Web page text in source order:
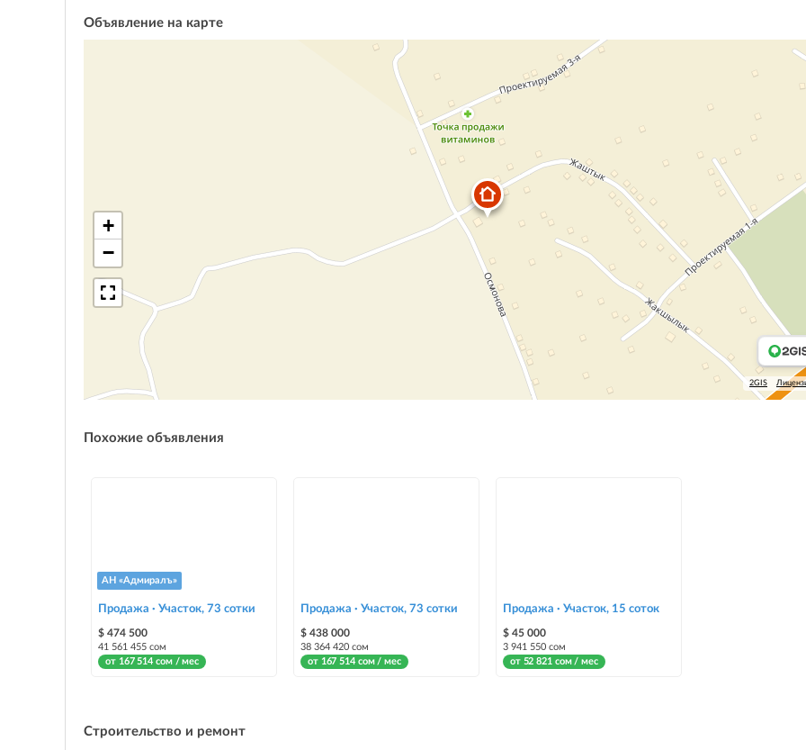
Объявление на карте
+
−
2GIS
Похожие объявления
АН «Адмиралъ»
Продажа · Участок, 73 сотки
$ 474 500
41 561 455 сом
от 167 514 сом / мес
Продажа · Участок, 73 сотки
$ 438 000
38 364 420 сом
от 167 514 сом / мес
Продажа · Участок, 15 соток
$ 45 000
3 941 550 сом
от 52 821 сом / мес
Строительство и ремонт